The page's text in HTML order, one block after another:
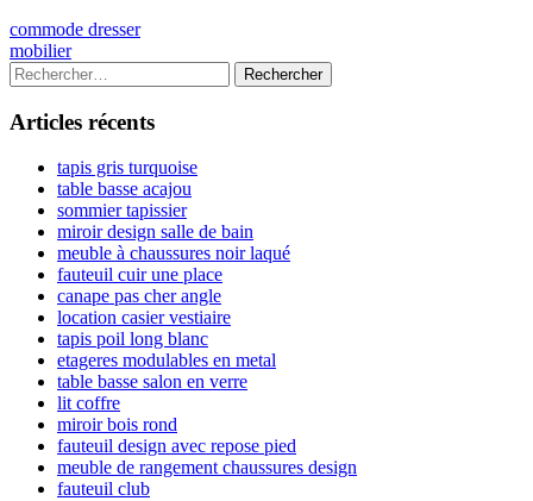
Navigation
de
l’article
Previous
article:
commode dresser
Next
article:
mobilier
Colonne
latérale
principale
Rechercher :
Articles récents
tapis gris turquoise
table basse acajou
sommier tapissier
miroir design salle de bain
meuble à chaussures noir laqué
fauteuil cuir une place
canape pas cher angle
location casier vestiaire
tapis poil long blanc
etageres modulables en metal
table basse salon en verre
lit coffre
miroir bois rond
fauteuil design avec repose pied
meuble de rangement chaussures design
fauteuil club